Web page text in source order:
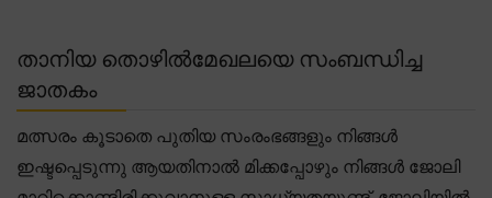
താനിയ തൊഴിൽമേഖലയെ സംബന്ധിച്ച
ജാതകം
മത്സരം കൂടാതെ പുതിയ സംരംഭങ്ങളും നിങ്ങൾ
ഇഷ്ടപ്പെടുന്നു ആയതിനാൽ മിക്കപ്പോഴും നിങ്ങൾ ജോലി